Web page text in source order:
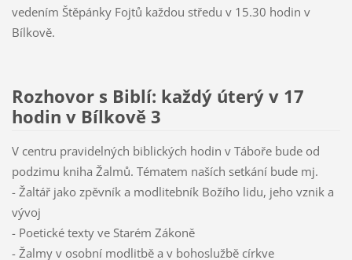
vedením Štěpánky Fojtů každou středu v 15.30 hodin v
Bílkově.
Rozhovor s Biblí: každý úterý v 17
hodin v Bílkově 3
V centru pravidelných biblických hodin v Táboře bude od
podzimu kniha Žalmů. Tématem naších setkání bude mj.
- Žaltář jako zpěvník a modlitebník Božího lidu, jeho vznik a
vývoj
- Poetické texty ve Starém Zákoně
- Žalmy v osobní modlitbě a v bohoslužbě církve